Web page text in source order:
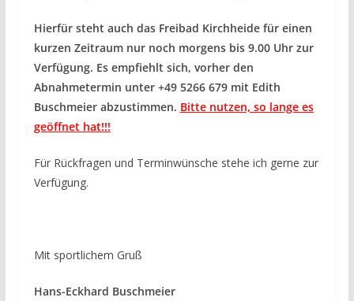
Hierfür steht auch das Freibad Kirchheide für einen
kurzen Zeitraum nur noch morgens bis 9.00 Uhr zur
Verfügung. Es empfiehlt sich, vorher den
Abnahmetermin unter +49 5266 679 mit Edith
Buschmeier abzustimmen. Bitte nutzen, so lange es
geöffnet hat!!!
Für Rückfragen und Terminwünsche stehe ich gerne zur
Verfügung.
Mit sportlichem Gruß
Hans-Eckhard Buschmeier